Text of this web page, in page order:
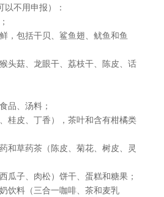
不用申报）：
，包括干贝、鲨鱼翅、鱿鱼和鱼
头菇、龙眼干、荔枝干、陈皮、话
品、汤料；
桂皮、丁香），茶叶和含有柑橘类
和草药茶（陈皮、菊花、树皮、灵
瓜子、肉松）饼干、蛋糕和糖果；
饮料（三合一咖啡、茶和麦乳